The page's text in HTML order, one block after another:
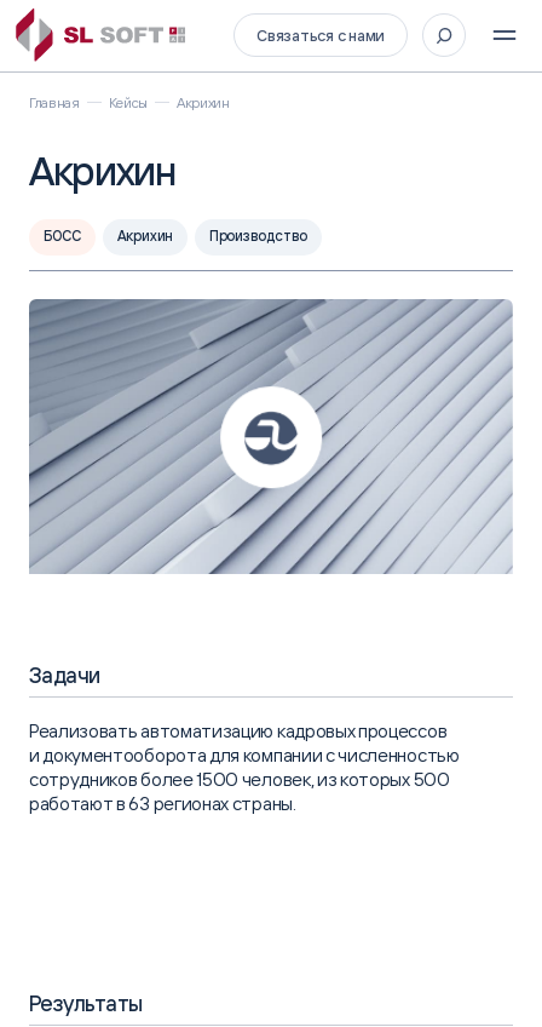
Связаться с нами
Главная Кейсы Акрихин
Акрихин
БОСС Акрихин Производство
Задачи
Реализовать автоматизацию кадровых процессов
и документооборота для компании с численностью
сотрудников более 1500 человек, из которых 500
работают в 63 регионах страны.
Результаты